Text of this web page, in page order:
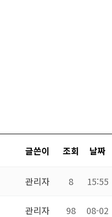
글쓴이 조회 날짜
관리자 8 15:55
관리자 98 08-02